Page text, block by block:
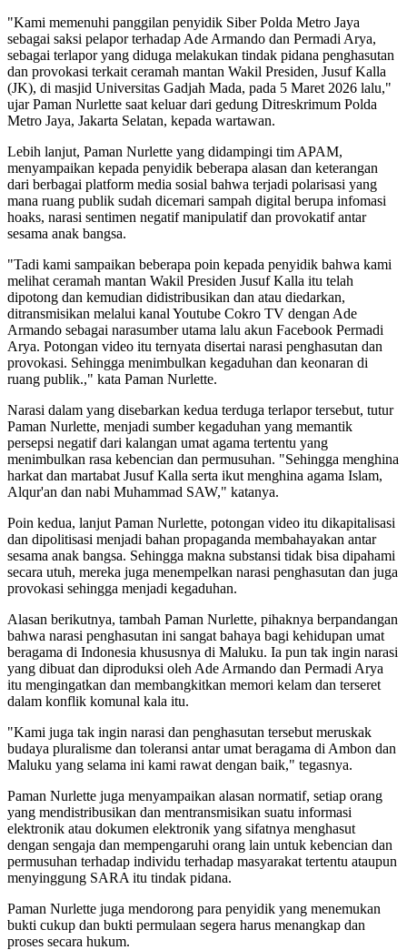
"Kami memenuhi panggilan penyidik Siber Polda Metro Jaya
sebagai saksi pelapor terhadap Ade Armando dan Permadi Arya,
sebagai terlapor yang diduga melakukan tindak pidana penghasutan
dan provokasi terkait ceramah mantan Wakil Presiden, Jusuf Kalla
(JK), di masjid Universitas Gadjah Mada, pada 5 Maret 2026 lalu,"
ujar Paman Nurlette saat keluar dari gedung Ditreskrimum Polda
Metro Jaya, Jakarta Selatan, kepada wartawan.
Lebih lanjut, Paman Nurlette yang didampingi tim APAM,
menyampaikan kepada penyidik beberapa alasan dan keterangan
dari berbagai platform media sosial bahwa terjadi polarisasi yang
mana ruang publik sudah dicemari sampah digital berupa infomasi
hoaks, narasi sentimen negatif manipulatif dan provokatif antar
sesama anak bangsa.
"Tadi kami sampaikan beberapa poin kepada penyidik bahwa kami
melihat ceramah mantan Wakil Presiden Jusuf Kalla itu telah
dipotong dan kemudian didistribusikan dan atau diedarkan,
ditransmisikan melalui kanal Youtube Cokro TV dengan Ade
Armando sebagai narasumber utama lalu akun Facebook Permadi
Arya. Potongan video itu ternyata disertai narasi penghasutan dan
provokasi. Sehingga menimbulkan kegaduhan dan keonaran di
ruang publik.," kata Paman Nurlette.
Narasi dalam yang disebarkan kedua terduga terlapor tersebut, tutur
Paman Nurlette, menjadi sumber kegaduhan yang memantik
persepsi negatif dari kalangan umat agama tertentu yang
menimbulkan rasa kebencian dan permusuhan. "Sehingga menghina
harkat dan martabat Jusuf Kalla serta ikut menghina agama Islam,
Alqur'an dan nabi Muhammad SAW," katanya.
Poin kedua, lanjut Paman Nurlette, potongan video itu dikapitalisasi
dan dipolitisasi menjadi bahan propaganda membahayakan antar
sesama anak bangsa. Sehingga makna substansi tidak bisa dipahami
secara utuh, mereka juga menempelkan narasi penghasutan dan juga
provokasi sehingga menjadi kegaduhan.
Alasan berikutnya, tambah Paman Nurlette, pihaknya berpandangan
bahwa narasi penghasutan ini sangat bahaya bagi kehidupan umat
beragama di Indonesia khususnya di Maluku. Ia pun tak ingin narasi
yang dibuat dan diproduksi oleh Ade Armando dan Permadi Arya
itu mengingatkan dan membangkitkan memori kelam dan terseret
dalam konflik komunal kala itu.
"Kami juga tak ingin narasi dan penghasutan tersebut meruskak
budaya pluralisme dan toleransi antar umat beragama di Ambon dan
Maluku yang selama ini kami rawat dengan baik," tegasnya.
Paman Nurlette juga menyampaikan alasan normatif, setiap orang
yang mendistribusikan dan mentransmisikan suatu informasi
elektronik atau dokumen elektronik yang sifatnya menghasut
dengan sengaja dan mempengaruhi orang lain untuk kebencian dan
permusuhan terhadap individu terhadap masyarakat tertentu ataupun
menyinggung SARA itu tindak pidana.
Paman Nurlette juga mendorong para penyidik yang menemukan
bukti cukup dan bukti permulaan segera harus menangkap dan
proses secara hukum.